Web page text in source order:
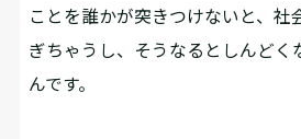
ことを誰かが突きつけないと、社
ぎちゃうし、そうなるとしんどく
んです。